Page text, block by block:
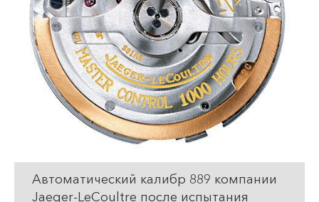
Автоматический калибр 889 компании
Jaeger-LeCoultre после испытания